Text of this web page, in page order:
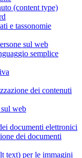
(content type)
e tassonomie
sul web
semplice
dei contenuti
web
documenti elettronici
dei documenti
text) per le immagini